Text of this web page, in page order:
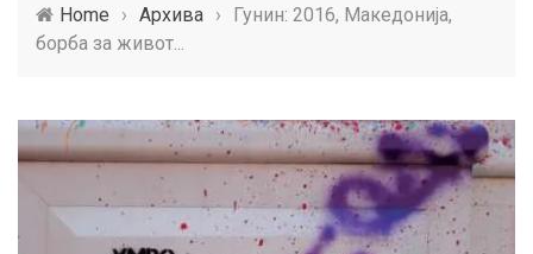
Home › Архива ›
Гунин: 2016, Македонија,
борба за живот...